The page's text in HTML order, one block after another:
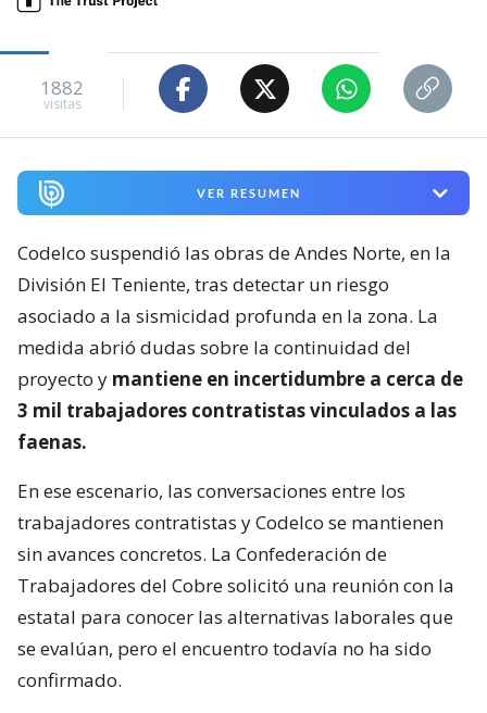
1882
visitas
VER RESUMEN
Codelco suspendió las obras de Andes Norte, en la
División El Teniente, tras detectar un riesgo
asociado a la sismicidad profunda en la zona. La
medida abrió dudas sobre la continuidad del
proyecto y mantiene en incertidumbre a cerca de
3 mil trabajadores contratistas vinculados a las
faenas.
En ese escenario, las conversaciones entre los
trabajadores contratistas y Codelco se mantienen
sin avances concretos. La Confederación de
Trabajadores del Cobre solicitó una reunión con la
estatal para conocer las alternativas laborales que
se evalúan, pero el encuentro todavía no ha sido
confirmado.